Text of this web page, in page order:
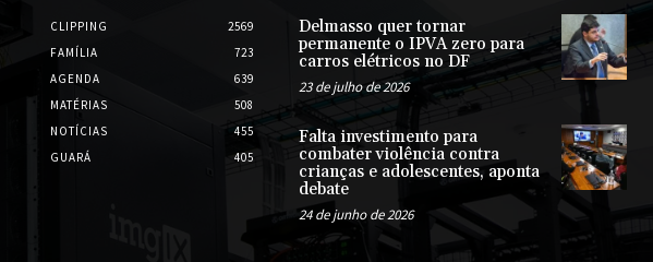
CLIPPING
2569
FAMÍLIA
723
AGENDA
639
MATÉRIAS
508
NOTÍCIAS
455
GUARÁ
405
Delmasso quer tornar
permanente o IPVA zero para
carros elétricos no DF
23 de julho de 2026
Falta investimento para
combater violência contra
crianças e adolescentes, aponta
debate
24 de junho de 2026